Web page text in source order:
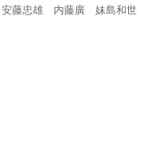
藤忠雄 内藤廣 妹島和世